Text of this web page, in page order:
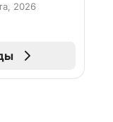
2026